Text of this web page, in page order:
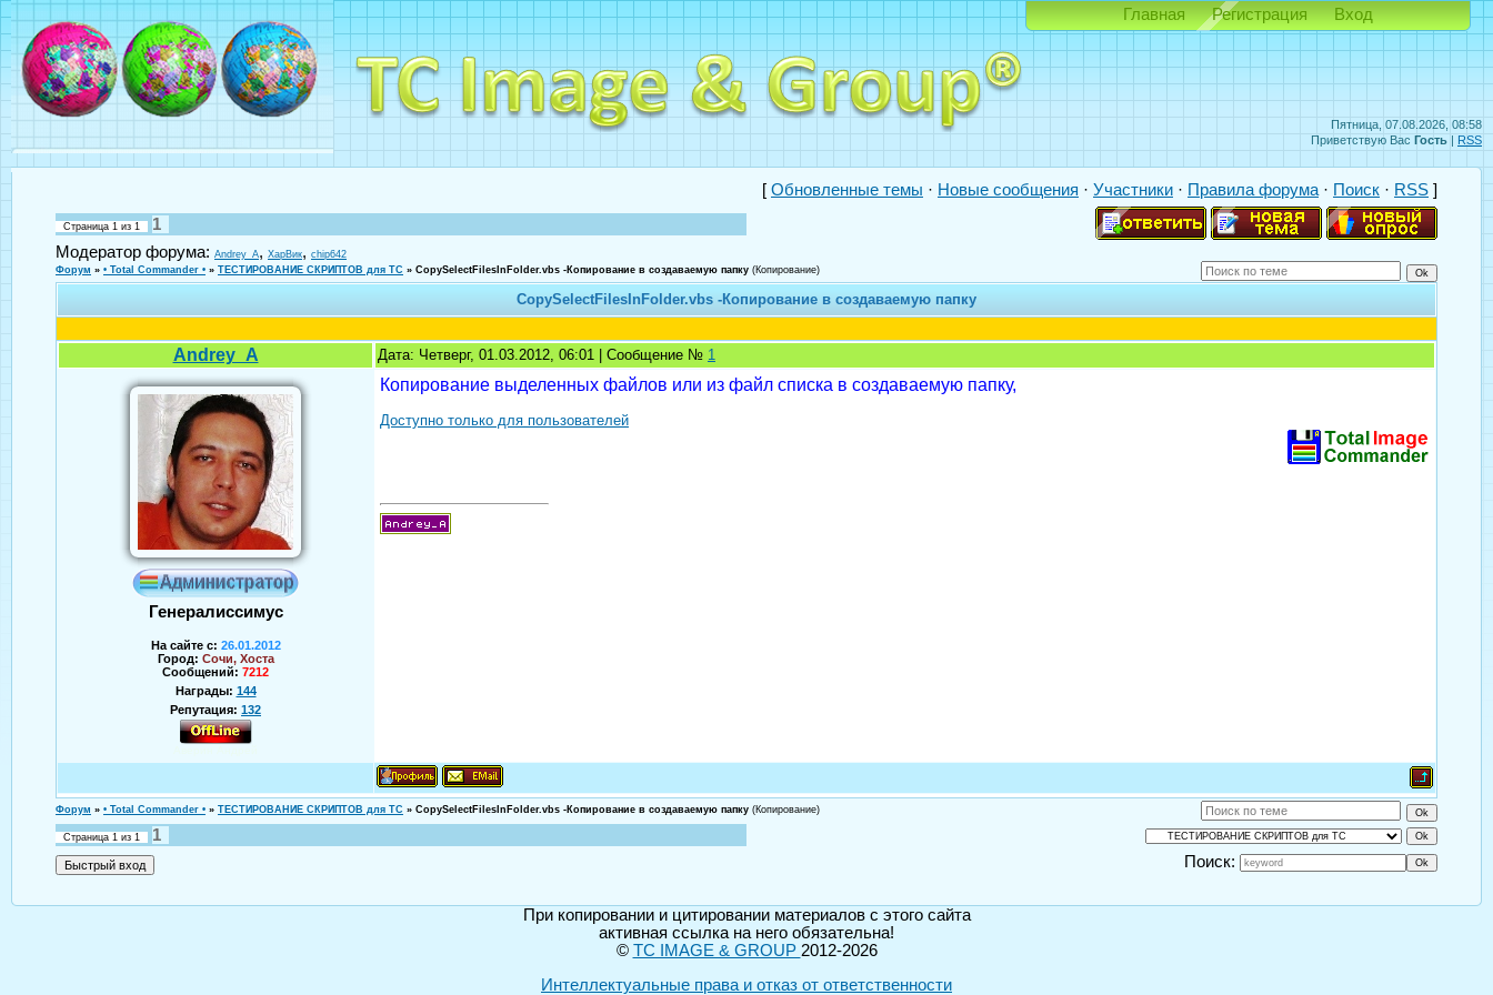
Пятница, 07.08.2026, 08:58
Приветствую Вас Гость | RSS
Главная Регистрация Вход
[ Обновленные темы · Новые сообщения · Участники · Правила форума · Поиск · RSS ]
Страница 1 из 1
1
Модератор форума: Andrey_A, ХарВик, chip642
Форум » • Total Commander • » ТЕСТИРОВАНИЕ СКРИПТОВ для TC » CopySelectFilesInFolder.vbs -Копирование в создаваемую папку (Копирование)
CopySelectFilesInFolder.vbs -Копирование в создаваемую папку
Andrey_A Дата: Четверг, 01.03.2012, 06:01 | Сообщение № 1
Генералиссимус
На сайте с: 26.01.2012
Город: Сочи, Хоста
Сообщений: 7212
Награды: 144
Репутация: 132
Копирование выделенных файлов или из файл списка в создаваемую папку,
Доступно только для пользователей
Форум » • Total Commander • » ТЕСТИРОВАНИЕ СКРИПТОВ для TC » CopySelectFilesInFolder.vbs -Копирование в создаваемую папку (Копирование)
Страница 1 из 1
1
Поиск:
При копировании и цитировании материалов с этого сайта
активная ссылка на него обязательна!
© TC IMAGE & GROUP 2012-2026
Интеллектуальные права и отказ от ответственности